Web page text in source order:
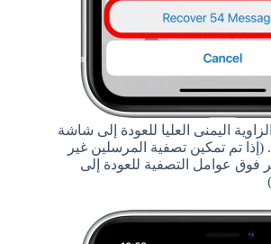
اليمنى العليا للعودة إلى شاشة
(إذا تم تمكين تصفية المرسلين غير
فوق عوامل التصفية للعودة إلى